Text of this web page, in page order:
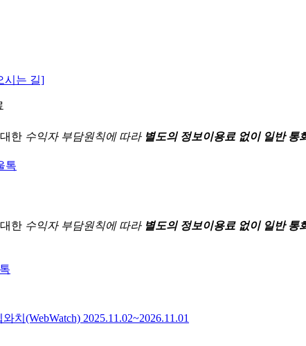
시는 길]
한 수익자 부담원칙에 따라 별도의 정보이용료 없이 일반 통
한 수익자 부담원칙에 따라 별도의 정보이용료 없이 일반 통